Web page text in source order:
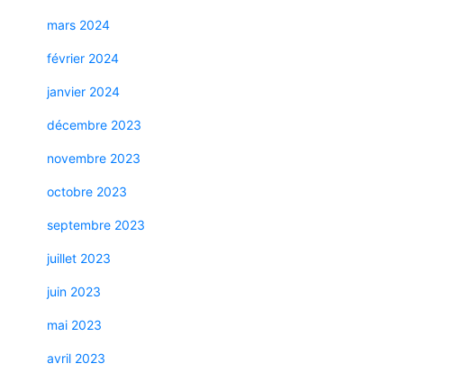
mars 2024
février 2024
janvier 2024
décembre 2023
novembre 2023
octobre 2023
septembre 2023
juillet 2023
juin 2023
mai 2023
avril 2023